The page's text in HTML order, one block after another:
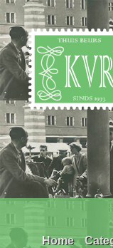
Home